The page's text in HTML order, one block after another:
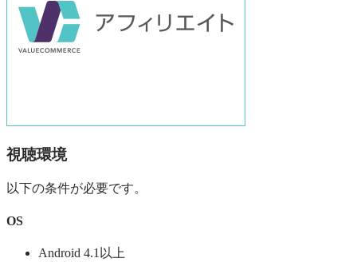
視聴環境
以下の条件が必要です。
OS
Android 4.1以上